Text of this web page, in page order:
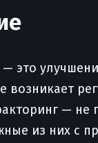
это
возникает
— не
из них с